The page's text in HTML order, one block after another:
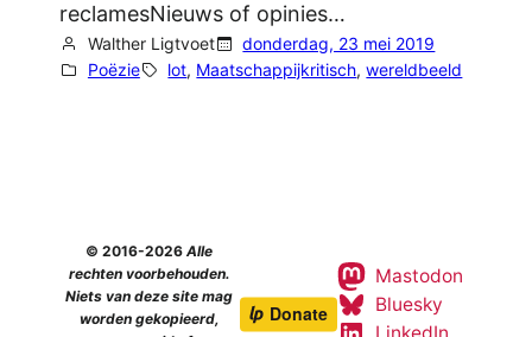
reclamesNieuws of opinies…
Walther Ligtvoet
donderdag, 23 mei 2019
Poëzie
lot, Maatschappijkritisch, wereldbeeld
© 2016-2026Alle
rechten voorbehouden.
Niets van deze site mag
worden gekopieerd,
Mastodon
Bluesky